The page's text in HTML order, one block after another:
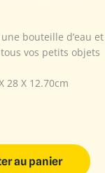
bouteille d’eau
vos petits objets
28 X 12.70cm
au panier